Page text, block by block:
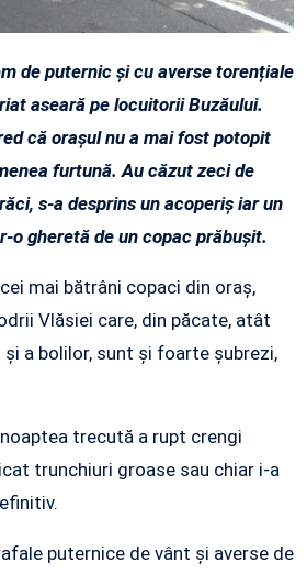
de puternic și cu averse torențiale
aseară pe locuitorii Buzăului.
că orașul nu a mai fost potopit
furtună. Au căzut zeci de
s-a desprins un acoperiș iar un
o gheretă de un copac prăbușit.
mai bătrâni copaci din oraș,
Vlăsiei care, din păcate, atât
a bolilor, sunt și foarte șubrezi,
trecută a rupt crengi
trunchiuri groase sau chiar i-a
puternice de vânt și averse de